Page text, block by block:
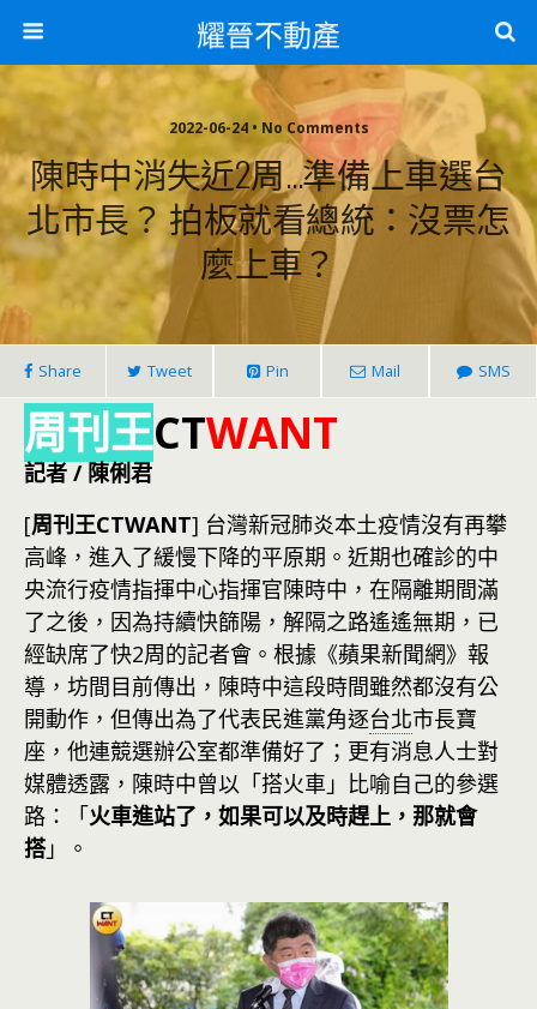
耀晉不動產
2022-06-24 • No Comments
陳時中消失近2周…準備上車選台
北市長？ 拍板就看總統：沒票怎
麼上車？
Share Tweet Pin Mail SMS
周刊王CTWANT
記者 / 陳俐君
[周刊王CTWANT] 台灣新冠肺炎本土疫情沒有再攀
高峰，進入了緩慢下降的平原期。近期也確診的中
央流行疫情指揮中心指揮官陳時中，在隔離期間滿
了之後，因為持續快篩陽，解隔之路遙遙無期，已
經缺席了快2周的記者會。根據《蘋果新聞網》報
導，坊間目前傳出，陳時中這段時間雖然都沒有公
開動作，但傳出為了代表民進黨角逐台北市長寶
座，他連競選辦公室都準備好了；更有消息人士對
媒體透露，陳時中曾以「搭火車」比喻自己的參選
路：「火車進站了，如果可以及時趕上，那就會
搭 」。